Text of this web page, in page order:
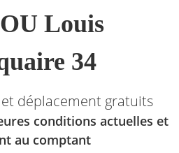
Louis
34
déplacement gratuits
conditions actuelles et
au comptant